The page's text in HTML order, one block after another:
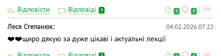
Відповісти Відповіді 0 0 0
Леся Степанюк 04.02.2026 07:22
❤️❤️щиро дякую за дуже цікаві і актуальні лекції